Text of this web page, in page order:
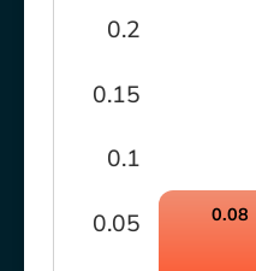
0.05
0.1
0.15
0.2
0.08